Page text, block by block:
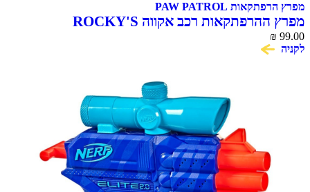
מפרץ הרפתקאות PAW PATROL
מפרץ ההרפתקאות רכב אקווה ROCKY'S
₪ 99.00
לקניה